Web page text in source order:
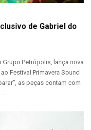
de Gabriel do
Grupo Petrópolis, lança nova
Festival Primavera Sound
as peças contam com